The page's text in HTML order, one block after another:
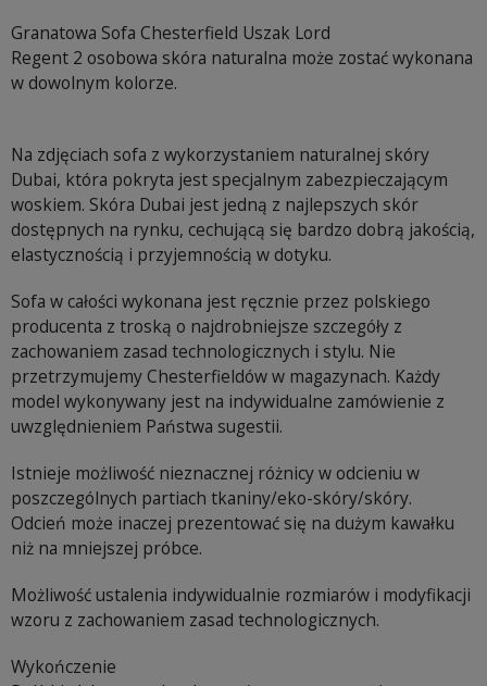
Granatowa Sofa Chesterfield Uszak Lord
Regent 2 osobowa skóra naturalna może zostać wykonana
w dowolnym kolorze.
Na zdjęciach sofa z wykorzystaniem naturalnej skóry
Dubai, która pokryta jest specjalnym zabezpieczającym
woskiem. Skóra Dubai jest jedną z najlepszych skór
dostępnych na rynku, cechującą się bardzo dobrą jakością,
elastycznością i przyjemnością w dotyku.
Sofa w całości wykonana jest ręcznie przez polskiego
producenta z troską o najdrobniejsze szczegóły z
zachowaniem zasad technologicznych i stylu. Nie
przetrzymujemy Chesterfieldów w magazynach. Każdy
model wykonywany jest na indywidualne zamówienie z
uwzględnieniem Państwa sugestii.
Istnieje możliwość nieznacznej różnicy w odcieniu w
poszczególnych partiach tkaniny/eko-skóry/skóry.
Odcień może inaczej prezentować się na dużym kawałku
niż na mniejszej próbce.
Możliwość ustalenia indywidualnie rozmiarów i modyfikacji
wzoru z zachowaniem zasad technologicznych.
Wykończenie